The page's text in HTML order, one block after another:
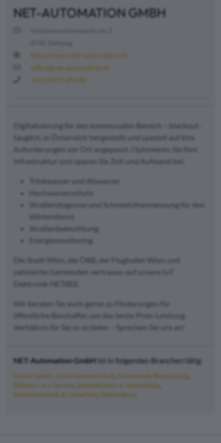
NET-AUTOMATION GMBH
https://www.net-automation.at/
office@net-automation.at
+43 (3577) 205 00
Digitalisierung für den kommunalen Bereich – blackout-
tauglich, in Österreich hergestellt und speziell auf Ihre
Anforderungen vor Ort angepasst. Optimieren Sie Ihre
Infrastruktur und sparen Sie Zeit und Aufwand bei:
Trinkwasser und Abwasser
Hochwasserschutz
Straßendiagnose und Schneehöhenmessung für den
Winterdienst
Straßenbeleuchtung
Energiemonitoring
Die Stadt Wien, die ÖBB, der Flughafen Wien und
zahlreiche Gemeinden vertrauen auf unsere IoT
Elektronik NETBEE.
Wir beraten Sie auch gerne zu Förderungen für
öffentliche Beschaffer, um das beste Preis-Leistung
Verhältnis für Sie zu erzielen – Sprechen Sie uns an!
NET-Automation GmbH ist in folgenden Branchen tätig:
Katastrophen- & Hochwasserschutz
Kommunale Beleuchtung
Software as a Service
Umweltschutz & -technologie
Verkehrstechnik & -sicherheit
Winterdienst